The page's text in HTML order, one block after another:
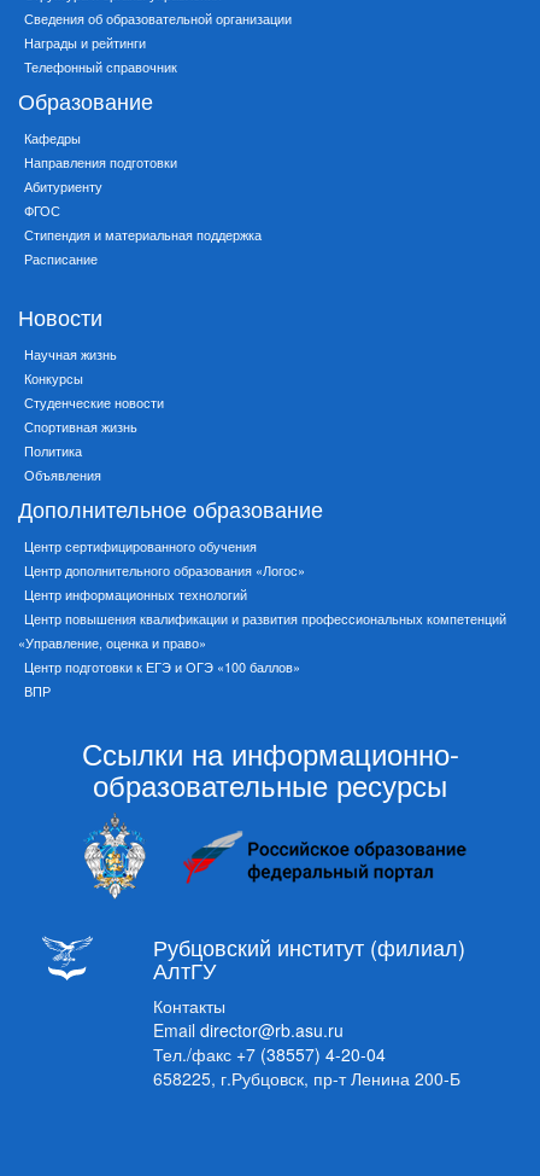
Сведения об образовательной организации
Награды и рейтинги
Телефонный справочник
Образование
Кафедры
Направления подготовки
Абитуриенту
ФГОС
Стипендия и материальная поддержка
Расписание
Новости
Научная жизнь
Конкурсы
Студенческие новости
Спортивная жизнь
Политика
Объявления
Дополнительное образование
Центр сертифицированного обучения
Центр дополнительного образования «Логос»
Центр информационных технологий
Центр повышения квалификации и развития профессиональных компетенций
«Управление, оценка и право»
Центр подготовки к ЕГЭ и ОГЭ «100 баллов»
ВПР
Ссылки на информационно-
образовательные ресурсы
Рубцовский институт (филиал)
АлтГУ
Контакты
Email director@rb.asu.ru
Тел./факс +7 (38557) 4-20-04
658225, г.Рубцовск, пр-т Ленина 200-Б